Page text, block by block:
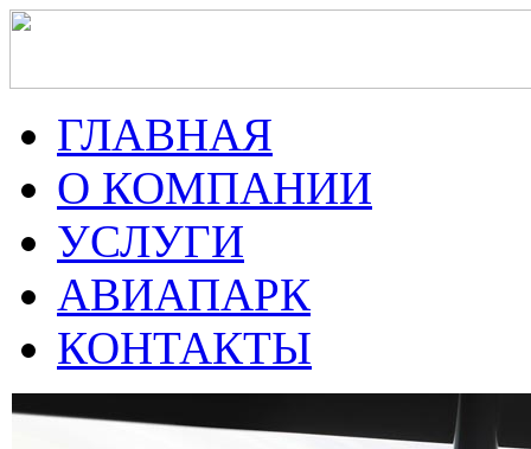
ГЛАВНАЯ
О КОМПАНИИ
УСЛУГИ
АВИАПАРК
КОНТАКТЫ